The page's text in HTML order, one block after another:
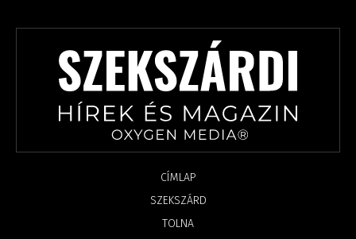
CÍMLAP
SZEKSZÁRD
TOLNA